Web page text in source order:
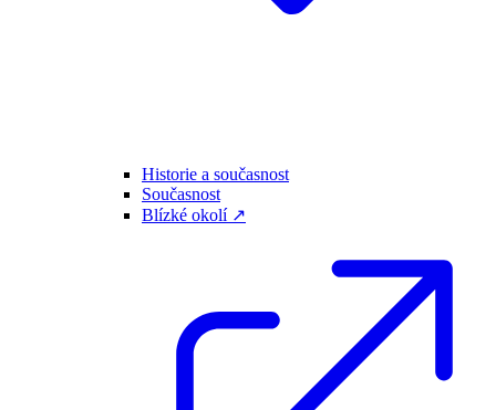
Historie a současnost
Současnost
Blízké okolí ↗